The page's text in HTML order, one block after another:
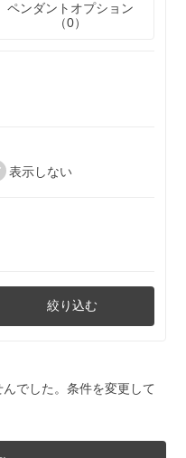
ペンダントオプション
（0）
表示しない
絞り込む
でした。条件を変更して